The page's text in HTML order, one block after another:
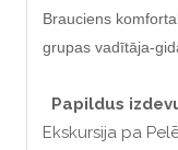
Brauciens
grupas vadītāja-
Papildus
Ekskursija pa